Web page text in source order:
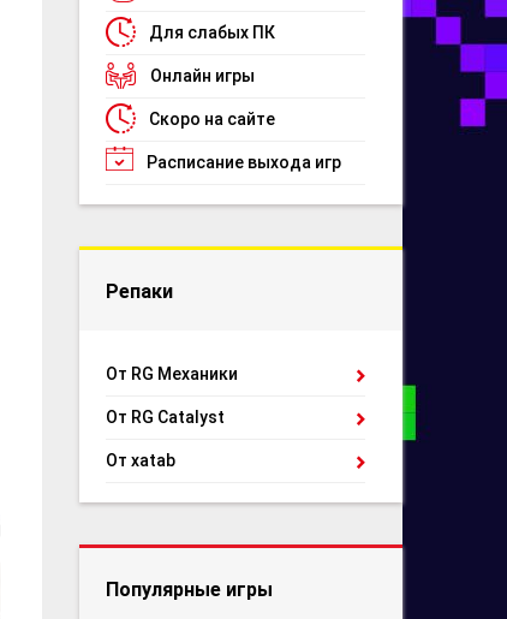
Для слабых ПК
Онлайн игры
Скоро на сайте
Расписание выхода игр
Репаки
От RG Механики
От RG Catalyst
От xatab
Популярные игры